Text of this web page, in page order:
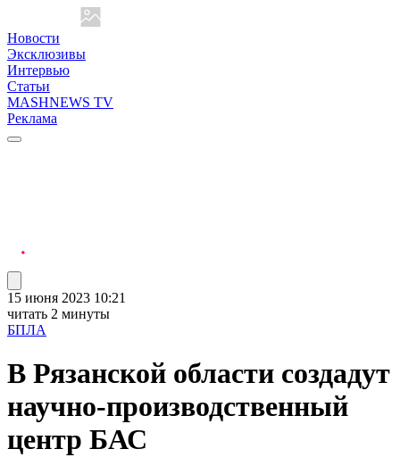
Новости
Эксклюзивы
Интервью
Статьи
MASHNEWS TV
Реклама
15 июня 2023 10:21
читать 2 минуты
БПЛА
В Рязанской области создадут
научно-производственный
центр БАС